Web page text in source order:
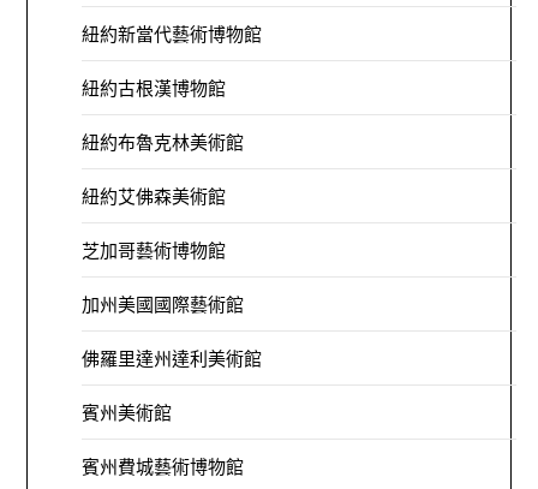
紐約新當代藝術博物館
紐約古根漢博物館
紐約布魯克林美術館
紐約艾佛森美術館
芝加哥藝術博物館
加州美國國際藝術館
佛羅里達州達利美術館
賓州美術館
賓州費城藝術博物館